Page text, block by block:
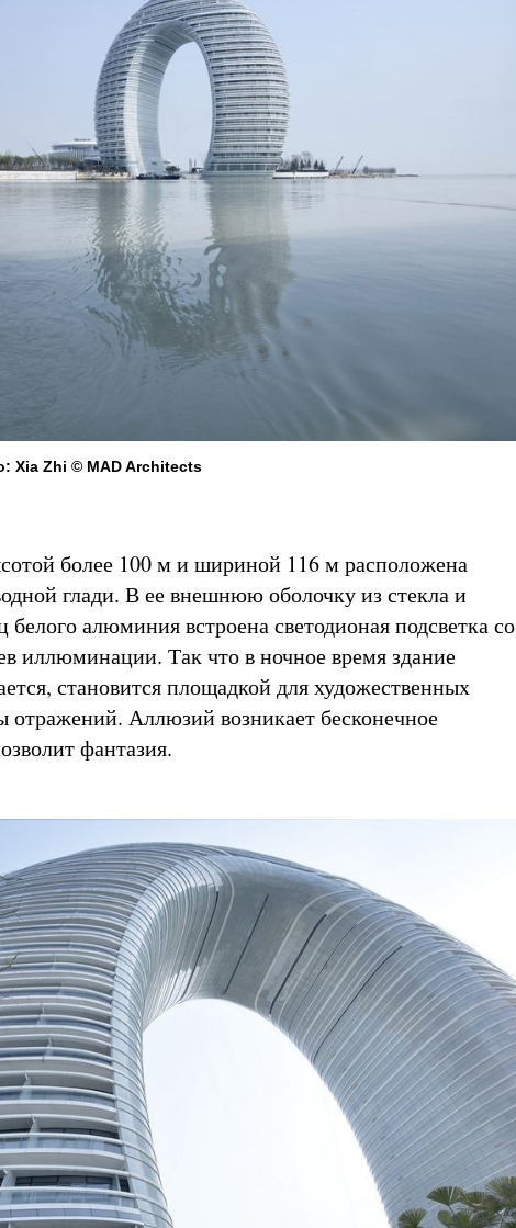
Xia Zhi © MAD Architects
более 100 м и шириной 116 м расположена
глади. В ее внешнюю оболочку из стекла и
белого алюминия встроена светодионая подсветка со
иллюминации. Так что в ночное время здание
становится площадкой для художественных
отражений. Аллюзий возникает бесконечное
фантазия.